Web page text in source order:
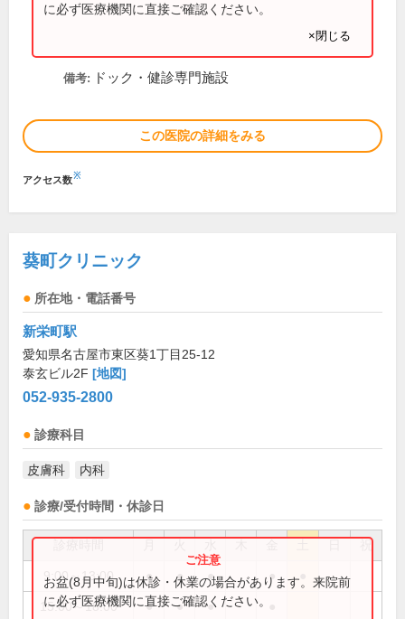
に必ず医療機関に直接ご確認ください。
×閉じる
備考: ドック・健診専門施設
この医院の詳細をみる
アクセス数※
葵町クリニック
所在地・電話番号
新栄町駅
愛知県名古屋市東区葵1丁目25-12
泰玄ビル2F [地図]
052-935-2800
診療科目
皮膚科 内科
診療/受付時間・休診日
祝
9:00～13:00 ● ● ● ●
15:00～18:00 ● ● ●
お盆(8月中旬)は休診・休業の場合があります。来院前
に必ず医療機関に直接ご確認ください。